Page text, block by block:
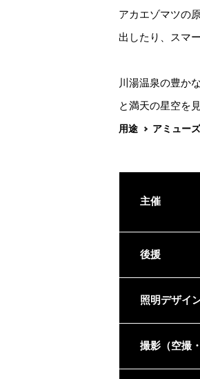
アカエゾマツの
出したり、スマ
川湯温泉の豊か
と満天の星空を
用途 アミュー
主催
後援
照明デザイ
撮影（空撮